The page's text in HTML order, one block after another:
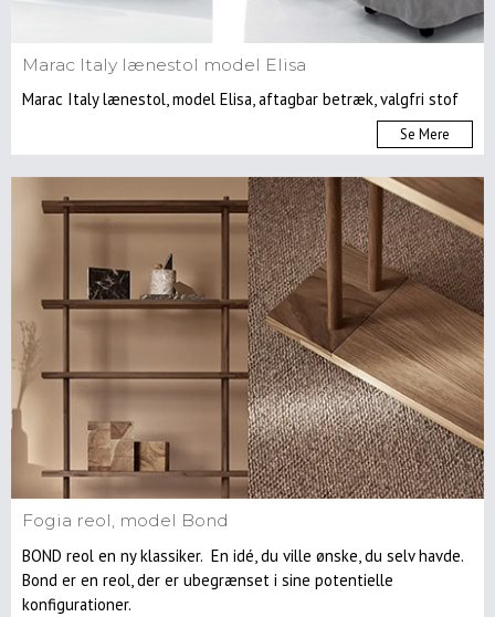
Marac Italy lænestol model Elisa
Marac Italy lænestol, model Elisa, aftagbar betræk, valgfri stof
Se Mere
Fogia reol, model Bond
BOND reol en ny klassiker. En idé, du ville ønske, du selv havde.
Bond er en reol, der er ubegrænset i sine potentielle
konfigurationer.